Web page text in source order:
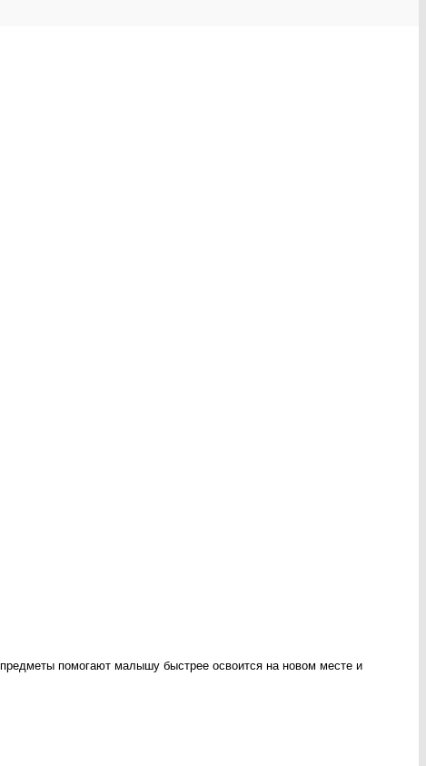
помогают малышу быстрее освоится на новом месте и